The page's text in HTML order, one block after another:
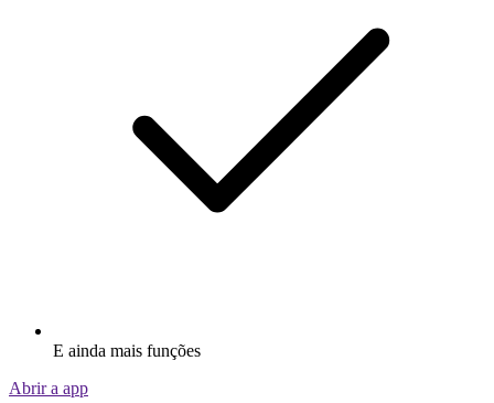
E ainda mais funções
Abrir a app